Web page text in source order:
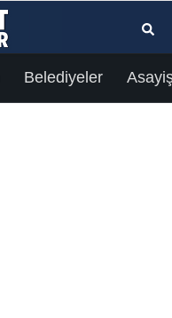
Belediyeler